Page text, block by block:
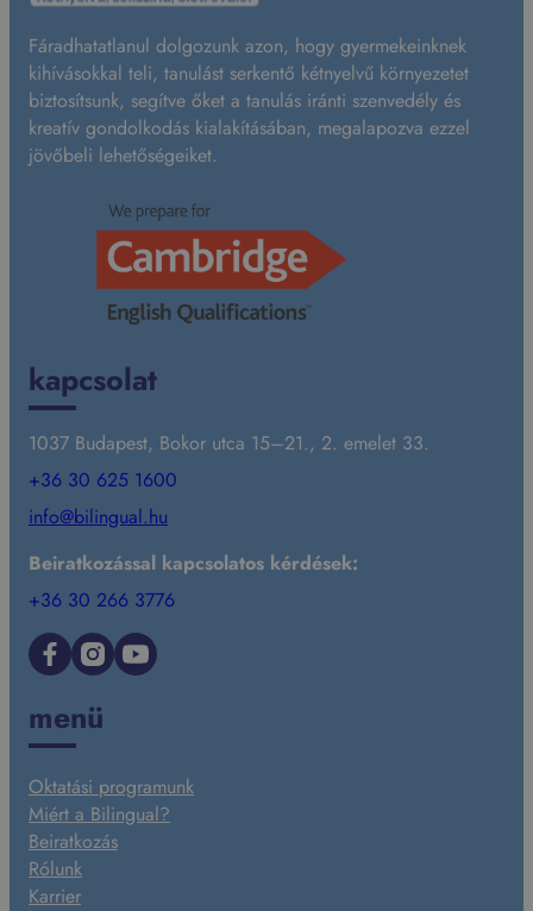
Fáradhatatlanul dolgozunk azon, hogy gyermekeinknek
kihívásokkal teli, tanulást serkentő kétnyelvű környezetet
biztosítsunk, segítve őket a tanulás iránti szenvedély és
kreatív gondolkodás kialakításában, megalapozva ezzel
jövőbeli lehetőségeiket.
kapcsolat
1037 Budapest, Bokor utca 15–21., 2. emelet 33.
+36 30 625 1600
info@bilingual.hu
Beiratkozással kapcsolatos kérdések:
+36 30 266 3776
Facebook Instagram YouTube
menü
Oktatási programunk
Miért a Bilingual?
Beiratkozás
Rólunk
Karrier